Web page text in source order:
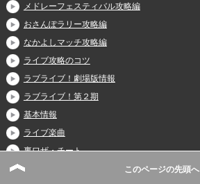
メドレーフェスティバル攻略編
おさんぽラリー攻略編
なかよしマッチ攻略編
ライブ攻略のコツ
ラブライブ！劇場版情報
ラブライブ！第２期
基本情報
ライブ楽曲
裏ワザ・チート
カード・特技一覧
このページの先頭へ